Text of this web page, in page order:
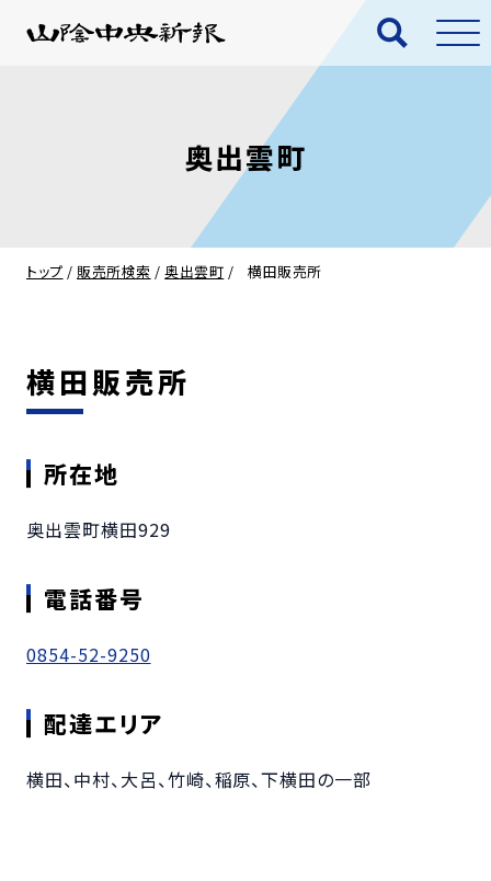
奥出雲町
トップ / 販売所検索 /奥出雲町 / 横田販売所
横田販売所
所在地
奥出雲町横田929
電話番号
0854-52-9250
配達エリア
横田、中村、大呂、竹崎、稲原、下横田の一部